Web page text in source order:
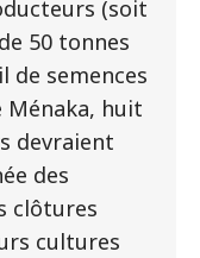
(soit
50 tonnes
de semences
Ménaka, huit
devraient
des
clôtures
cultures